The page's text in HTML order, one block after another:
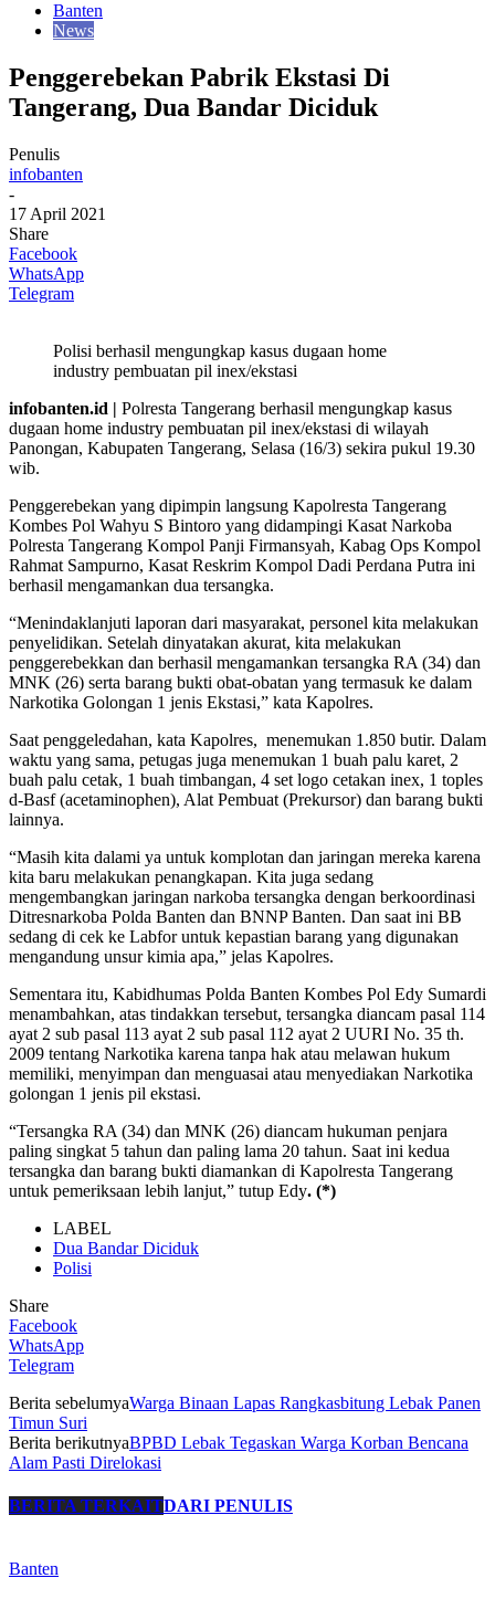
Banten
News
Penggerebekan Pabrik Ekstasi Di
Tangerang, Dua Bandar Diciduk
Penulis
infobanten
-
17 April 2021
Share
Facebook
WhatsApp
Telegram
Polisi berhasil mengungkap kasus dugaan home
industry pembuatan pil inex/ekstasi
infobanten.id | Polresta Tangerang berhasil mengungkap kasus
dugaan home industry pembuatan pil inex/ekstasi di wilayah
Panongan, Kabupaten Tangerang, Selasa (16/3) sekira pukul 19.30
wib.
Penggerebekan yang dipimpin langsung Kapolresta Tangerang
Kombes Pol Wahyu S Bintoro yang didampingi Kasat Narkoba
Polresta Tangerang Kompol Panji Firmansyah, Kabag Ops Kompol
Rahmat Sampurno, Kasat Reskrim Kompol Dadi Perdana Putra ini
berhasil mengamankan dua tersangka.
“Menindaklanjuti laporan dari masyarakat, personel kita melakukan
penyelidikan. Setelah dinyatakan akurat, kita melakukan
penggerebekkan dan berhasil mengamankan tersangka RA (34) dan
MNK (26) serta barang bukti obat-obatan yang termasuk ke dalam
Narkotika Golongan 1 jenis Ekstasi,” kata Kapolres.
Saat penggeledahan, kata Kapolres, menemukan 1.850 butir. Dalam
waktu yang sama, petugas juga menemukan 1 buah palu karet, 2
buah palu cetak, 1 buah timbangan, 4 set logo cetakan inex, 1 toples
d-Basf (acetaminophen), Alat Pembuat (Prekursor) dan barang bukti
lainnya.
“Masih kita dalami ya untuk komplotan dan jaringan mereka karena
kita baru melakukan penangkapan. Kita juga sedang
mengembangkan jaringan narkoba tersangka dengan berkoordinasi
Ditresnarkoba Polda Banten dan BNNP Banten. Dan saat ini BB
sedang di cek ke Labfor untuk kepastian barang yang digunakan
mengandung unsur kimia apa,” jelas Kapolres.
Sementara itu, Kabidhumas Polda Banten Kombes Pol Edy Sumardi
menambahkan, atas tindakkan tersebut, tersangka diancam pasal 114
ayat 2 sub pasal 113 ayat 2 sub pasal 112 ayat 2 UURI No. 35 th.
2009 tentang Narkotika karena tanpa hak atau melawan hukum
memiliki, menyimpan dan menguasai atau menyediakan Narkotika
golongan 1 jenis pil ekstasi.
“Tersangka RA (34) dan MNK (26) diancam hukuman penjara
paling singkat 5 tahun dan paling lama 20 tahun. Saat ini kedua
tersangka dan barang bukti diamankan di Kapolresta Tangerang
untuk pemeriksaan lebih lanjut,” tutup Edy. (*)
LABEL
Dua Bandar Diciduk
Polisi
Share
Facebook
WhatsApp
Telegram
Berita sebelumyaWarga Binaan Lapas Rangkasbitung Lebak Panen
Timun Suri
Berita berikutnyaBPBD Lebak Tegaskan Warga Korban Bencana
Alam Pasti Direlokasi
BERITA TERKAITDARI PENULIS
Banten